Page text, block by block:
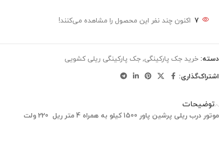
7 اکنون چند نفر این محصول را مشاهده می‌کنند!
دسته: خرید جک‌ پارکینگی, جک‌ پارکینگی ریلی کشویی
اشتراک‌گذاری:
توضیحات
موتور درب ریلی پرشین پاور 1500 کیلو به همراه 4 متر ریل 220 ولت